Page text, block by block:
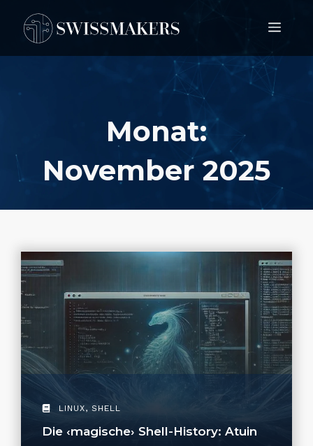
zum
Inhalt
Menü
Monat:
November 2025
LINUX, SHELL
Die ‹magische› Shell-History: Atuin